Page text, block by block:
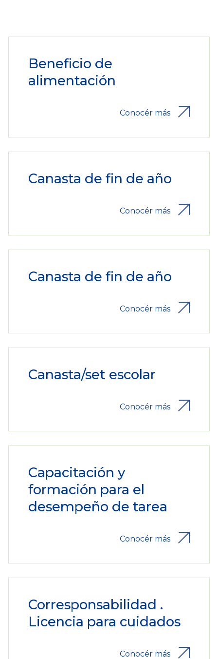
Beneficio de
alimentación
Conocér más
Canasta de fin de año
Conocér más
Canasta de fin de año
Conocér más
Canasta/set escolar
Conocér más
Capacitación y
formación para el
desempeño de tarea
Conocér más
Corresponsabilidad .
Licencia para cuidados
Conocér más